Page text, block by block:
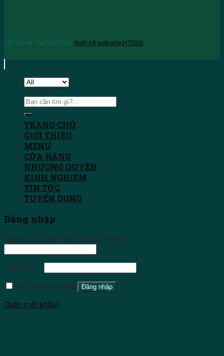
Hỗ trợ và vận hành bởi: thiết kế website HTDIGI
Tìm kiếm:
TRANG CHỦ
GIỚI THIỆU
MENU
CỬA HÀNG
NHƯỢNG QUYỀN
KINH NGHIỆM
TIN TỨC
TUYỂN DỤNG
Đăng nhập
Name tài khoản hoặc địa chỉ email *
Mật khẩu *
Ghi nhớ mật khẩu
Đăng nhập
Quên mật khẩu?